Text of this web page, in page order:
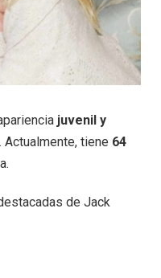
juvenil y
tiene 64
de Jack